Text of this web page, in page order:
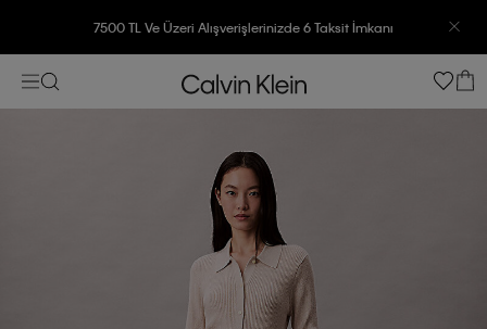
7500 TL Ve Üzeri Alışverişlerinizde 6 Taksit İmkanı